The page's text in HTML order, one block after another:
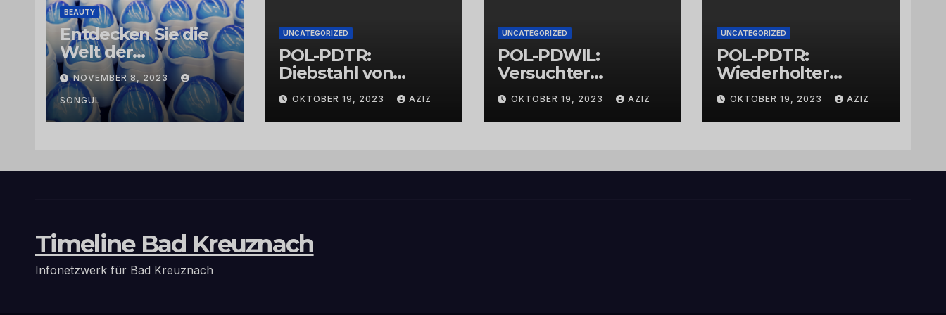
BEAUTY
Entdecken Sie die
Welt der
Exklusivität:
Arganöl,
Kaktusfeigenkernöl
und
vertrauenswürdige
NOVEMBER 8, 2023
SONGUL
UNCATEGORIZED
POL-PDTR:
Diebstahl von
Grabschmuck
OKTOBER 19, 2023 AZIZ
UNCATEGORIZED
POL-PDWIL:
Versuchter
Einbruch im
Gewerbegebiet
Wittlich
OKTOBER 19, 2023 AZIZ
UNCATEGORIZED
POL-PDTR:
Wiederholter
Aufbruch des
Automaten am
Wohnmobilstellplat
OKTOBER 19, 2023 AZIZ
Timeline Bad Kreuznach
Infonetzwerk für Bad Kreuznach